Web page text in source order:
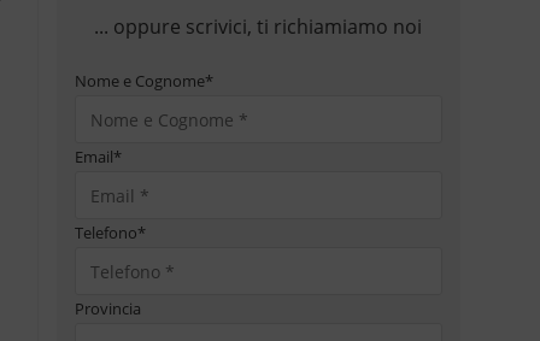
... oppure scrivici, ti richiamiamo noi
Nome e Cognome*
Email*
Telefono*
Provincia